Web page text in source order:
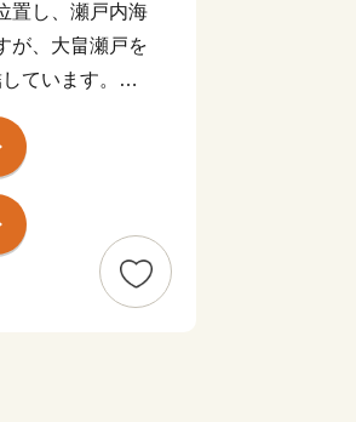
置し、瀬戸内海
が、大畠瀬戸を
ています。
町・大島町・
。気候は年間を
を生産してお
四季の彩り豊か
すが、その所以